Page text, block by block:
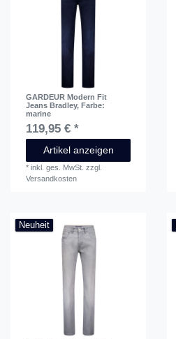
GARDEUR Modern Fit
Jeans Bradley, Farbe:
marine
119,95 € *
Artikel anzeigen
*inkl. ges. MwSt. zzgl.
Versandkosten
Neuheit